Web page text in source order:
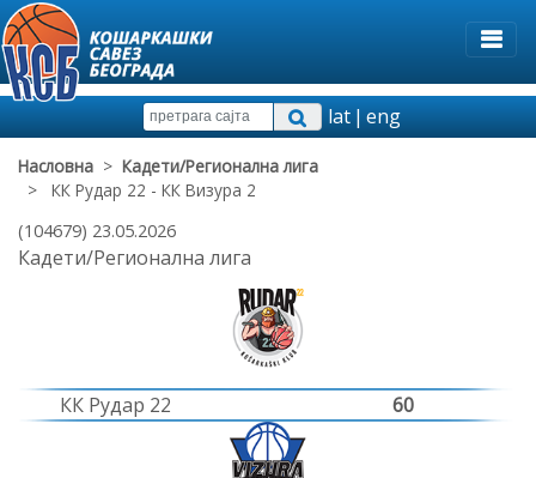
lat|eng
Насловна > Кадети/Регионална лига
> КК Рудар 22 - КК Визура 2
(104679) 23.05.2026
Кадети/Регионална лига
КК Рудар 22 60